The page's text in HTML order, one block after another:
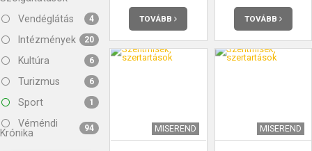
Vendéglátás 4
Intézmények 20
Kultúra 6
Turizmus 6
Sport 1
Véméndi
Krónika
94
TOVÁBB TOVÁBB
MISEREND MISEREND